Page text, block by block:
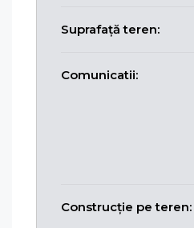
Suprafață teren:
Comunicatii:
Construcție pe teren: